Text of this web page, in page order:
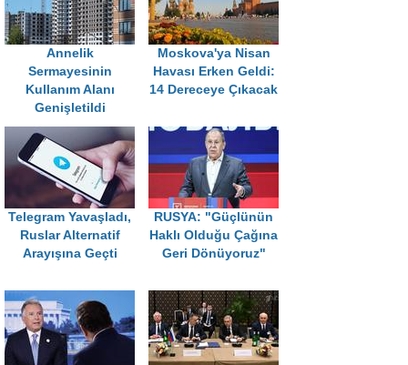
Annelik
Sermayesinin
Kullanım Alanı
Genişletildi
Moskova'ya Nisan
Havası Erken Geldi:
14 Dereceye Çıkacak
Telegram Yavaşladı,
Ruslar Alternatif
Arayışına Geçti
RUSYA: "Güçlünün
Haklı Olduğu Çağına
Geri Dönüyoruz"